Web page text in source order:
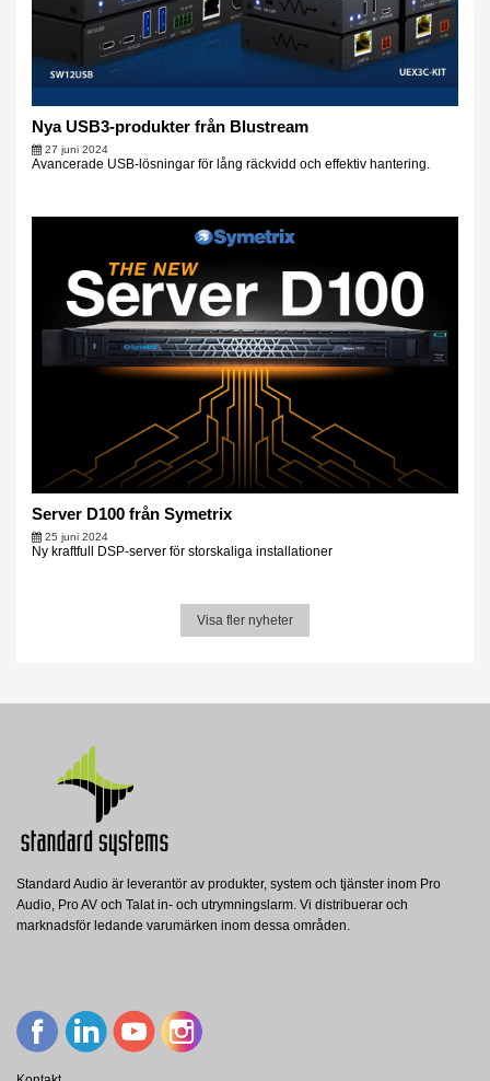
Nya USB3-produkter från Blustream
27 juni 2024
Avancerade USB-lösningar för lång räckvidd och effektiv hantering.
Server D100 från Symetrix
25 juni 2024
Ny kraftfull DSP-server för storskaliga installationer
Visa fler nyheter
Standard Audio är leverantör av produkter, system och tjänster inom Pro
Audio, Pro AV och Talat in- och utrymningslarm. Vi distribuerar och
marknadsför ledande varumärken inom dessa områden.